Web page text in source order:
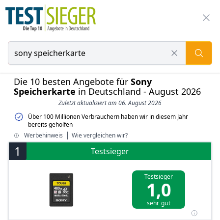
Die 10 besten Angebote für Sony
Speicherkarte in Deutschland - August 2026
Zuletzt aktualisiert am 06. August 2026
Über 100 Millionen Verbrauchern haben wir in diesem Jahr
bereits geholfen
Werbehinweis
Wie vergleichen wir?
1 Testsieger
Testsieger
1,0
sehr gut